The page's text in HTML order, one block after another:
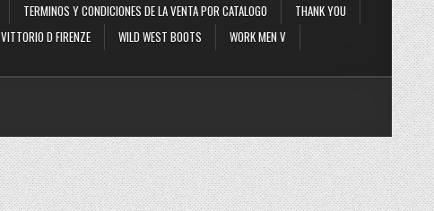
TERMINOS Y CONDICIONES DE LA VENTA POR CATALOGO
THANK YOU
VITTORIO D FIRENZE WILD WEST BOOTS
WORK MEN V